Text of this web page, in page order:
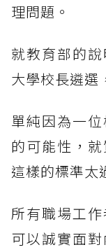
理問題。
就教育部的
大學校長遴選
單純因為一
的可能性，
這樣的標準太
所有職場工
可以誠實面